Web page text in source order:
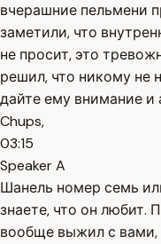
вчерашние пельмени
заметили, что
не просит, это
решил, что никому не
дайте ему внимание и
Chups,
03:15
Speaker A
Шанель номер семь
знаете, что он любит.
вообще выжил с вами,